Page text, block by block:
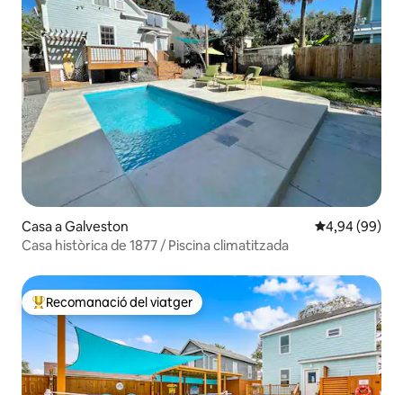
Casa a Galveston 4,94 de
4,94 (99)
Casa històrica de 1877 / Piscina climatitzada
Principals recomanacions dels viatgers
Recomanació del viatger